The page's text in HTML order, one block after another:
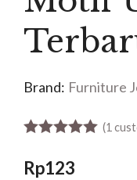
Brand: Furniture
(1
Rp123